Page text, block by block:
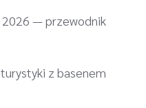
— przewodnik
z basenem